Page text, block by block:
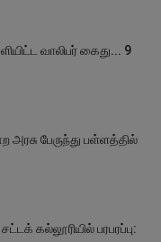
வாலிபர் கைது... 9
பேருந்து பள்ளத்தில்
கல்லூரியில் பரபரப்பு: